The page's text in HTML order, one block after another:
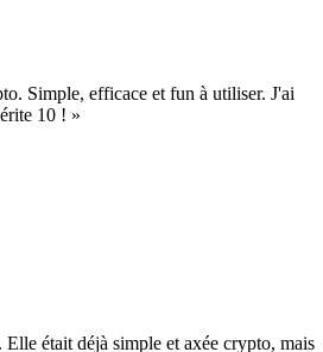
Simple, efficace et fun à utiliser. J'ai
10 ! »
était déjà simple et axée crypto, mais